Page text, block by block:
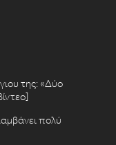
της: «Δύο
πολύ